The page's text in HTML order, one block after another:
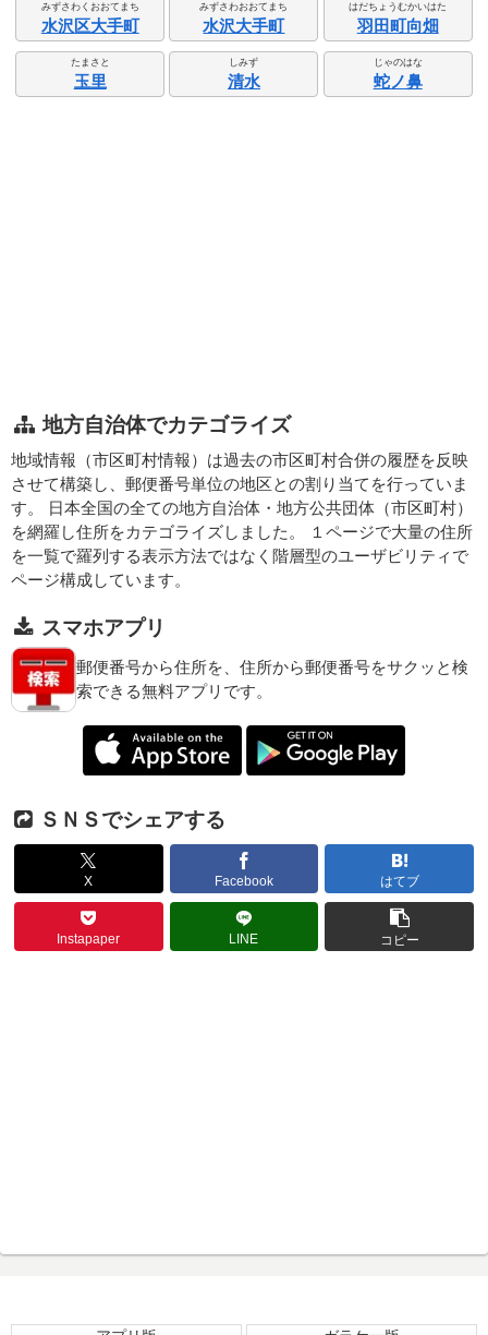
みずさわくおおてまち
水沢区大手町
みずさわおおてまち
水沢大手町
はだちょうむかいはた
羽田町向畑
たまさと
玉里
しみず
清水
じゃのはな
蛇ノ鼻
地方自治体でカテゴライズ
地域情報（市区町村情報）は過去の市区町村合併の履歴を反映
させて構築し、郵便番号単位の地区との割り当てを行っていま
す。 日本全国の全ての地方自治体・地方公共団体（市区町村）
を網羅し住所をカテゴライズしました。 １ページで大量の住所
を一覧で羅列する表示方法ではなく階層型のユーザビリティで
ページ構成しています。
スマホアプリ
郵便番号から住所を、住所から郵便番号をサクッと検
索できる無料アプリです。
ＳＮＳでシェアする
X Facebook はてブ
Instapaper LINE コピー